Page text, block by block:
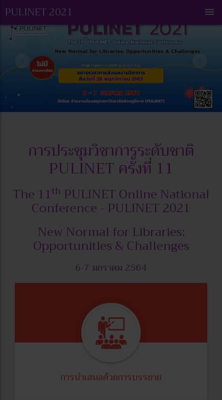
PULINET2021
การประชุมวิชาการระดับชาติ
PULINET ครั้งที่ 11
The 11th PULINET Online National
Conference - PULINET 2021
New Normal for Libraries:
Opportunities & Challenges
6-7 มกราคม 2564
การนำเสนอด้วยการบรรยาย